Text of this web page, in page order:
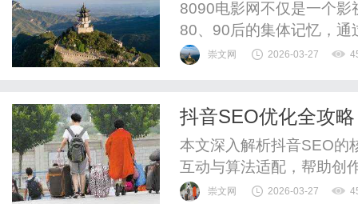
8090电影网不仅是一个
80、90后的集体记忆，
持续焕发活力。
崇文网 2026-03-27
抖音SEO优化全攻
曝光与转化
本文深入解析抖音SEO的
互动与算法适配，帮助创
曝光与高效转化。
崇文网 2026-03-27